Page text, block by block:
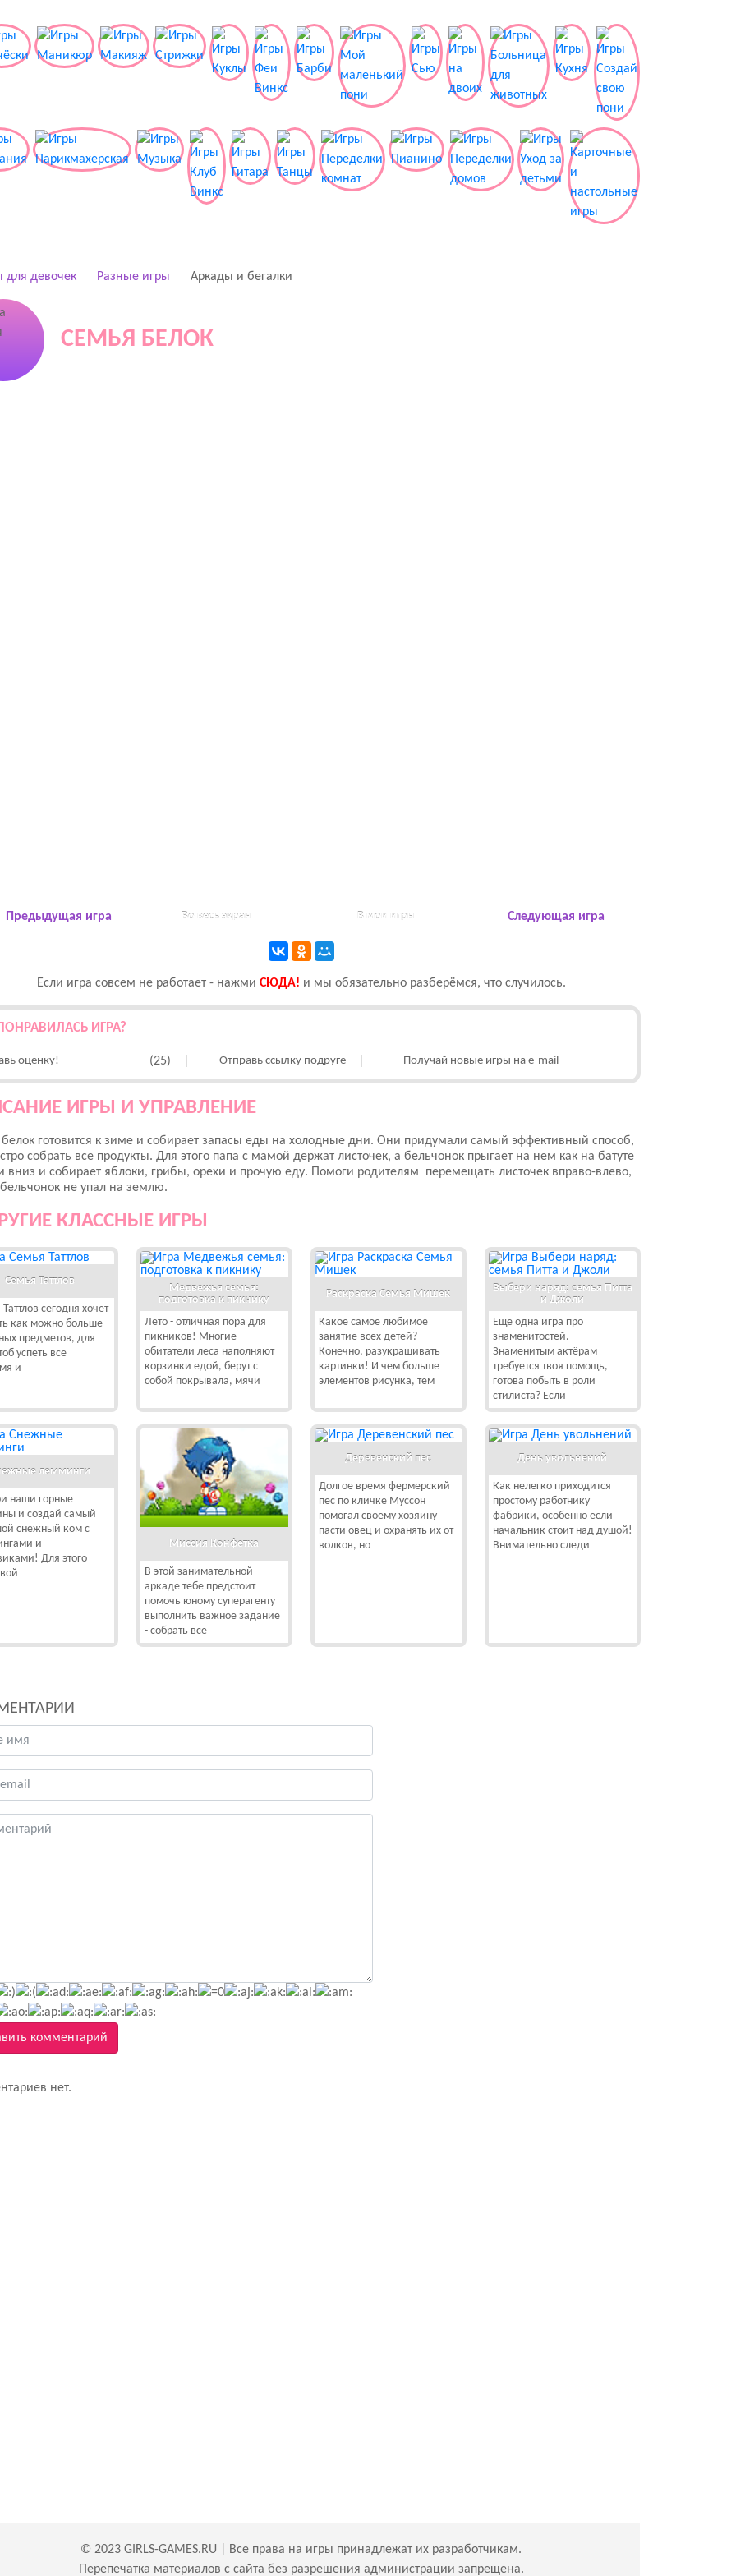
для девочек Разные игры Аркады и бегалки
СЕМЬЯ БЕЛОК
Предыдущая игра Во весь экран В мои игры Следующая игра
Если игра совсем не работает - нажми CЮДА! и мы обязательно разберёмся, что случилось.
ИГРА?
оценку! (25) Отправь ссылку подруге Получай новые игры на e-mail
ИГРЫ И УПРАВЛЕНИЕ
готовится к зиме и собирает запасы еды на холодные дни. Они придумали самый эффективный способ,
собрать все продукты. Для этого папа с мамой держат листочек, а бельчонок прыгает на нем как на батуте
вниз и собирает яблоки, грибы, орехи и прочую еду. Помоги родителям перемещать листочек вправо-влево,
не упал на землю.
КЛАССНЫЕ ИГРЫ
Семья Таттлов
сегодня хочет
как можно больше
предметов, для
успеть все
и
Медвежья семья:
подготовка к пикнику
Лето - отличная пора для
пикников! Многие
обитатели леса наполняют
корзинки едой, берут с
собой покрывала, мячи
Раскраска Семья Мишек
Какое самое любимое
занятие всех детей?
Конечно, разукрашивать
картинки! И чем больше
элементов рисунка, тем
Выбери наряд: семья Питта
и Джоли
Ещё одна игра про
знаменитостей.
Знаменитым актёрам
требуется твоя помощь,
готова побыть в роли
стилиста? Если
лемминги
наши горные
и создай самый
снежный ком с
и
Для этого
Миссия Конфетка
В этой занимательной
аркаде тебе предстоит
помочь юному суперагенту
выполнить важное задание
- собрать все
Деревенский пес
Долгое время фермерский
пес по кличке Муссон
помогал своему хозяину
пасти овец и охранять их от
волков, но
День увольнений
Как нелегко приходится
простому работнику
фабрики, особенно если
начальник стоит над душой!
Внимательно следи
комментарий
нет.
© 2023 GIRLS-GAMES.RU | Все права на игры принадлежат их разработчикам.
Перепечатка материалов с сайта без разрешения администрации запрещена.